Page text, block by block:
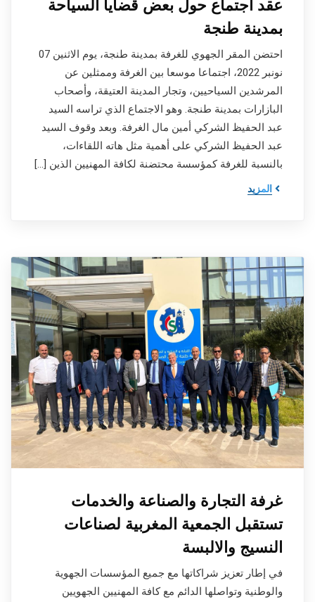
عقد اجتماع حول بعض قضايا السياحة
بمدينة طنجة
احتضن المقر الجهوي للغرفة بمدينة طنجة، يوم الاثنين 07
نونبر 2022، اجتماعا موسعا بين الغرفة وممثلين عن
المرشدين السياحيين، وتجار المدينة العتيقة، وأصحاب
البازارات بمدينة طنجة. وهو الاجتماع الذي تراسه السيد
عبد الحفيظ الشركي أمين مال الغرفة. وبعد وقوف السيد
عبد الحفيظ الشركي على أهمية مثل هاته اللقاءات،
بالنسبة للغرفة كمؤسسة محتضنة لكافة المهنيين الذين […]
المزيد
غرفة التجارة والصناعة والخدمات
تستقبل الجمعية المغربية لصناعات
النسيج والالبسة
في إطار تعزيز شراكاتها مع جميع المؤسسات الجهوية
والوطنية وتواصلها الدائم مع كافة المهنيين الجهويين